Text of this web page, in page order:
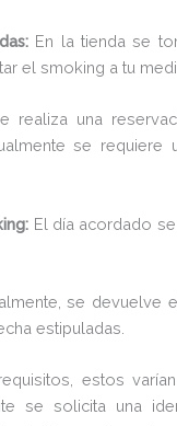
En la tienda se
el smoking a tu
realiza una
se requiere
El día acordado
se devuelve
estipuladas.
estos
se solicita una